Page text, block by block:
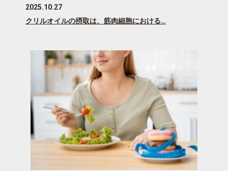
2025.10.27
クリルオイルの摂取は、筋肉細胞における…